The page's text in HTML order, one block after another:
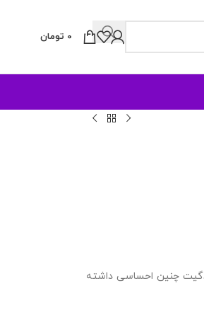
0 تومان
چنین احساسی داشته